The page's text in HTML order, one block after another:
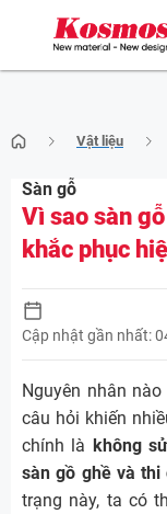
to
content
Vật liệu
Sàn gỗ
Vì sao sàn
khắc phục
Cập nhật gần nhất:
Nguyên nhân nào
câu hỏi khiến
chính là không
sàn gồ ghề và
trạng này, ta có